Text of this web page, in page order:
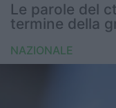
Rugby Sevens
FIR
Le parole del
termine della
NAZIONALE